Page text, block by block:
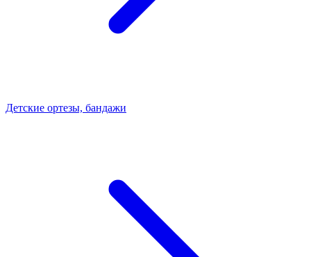
Детские ортезы, бандажи